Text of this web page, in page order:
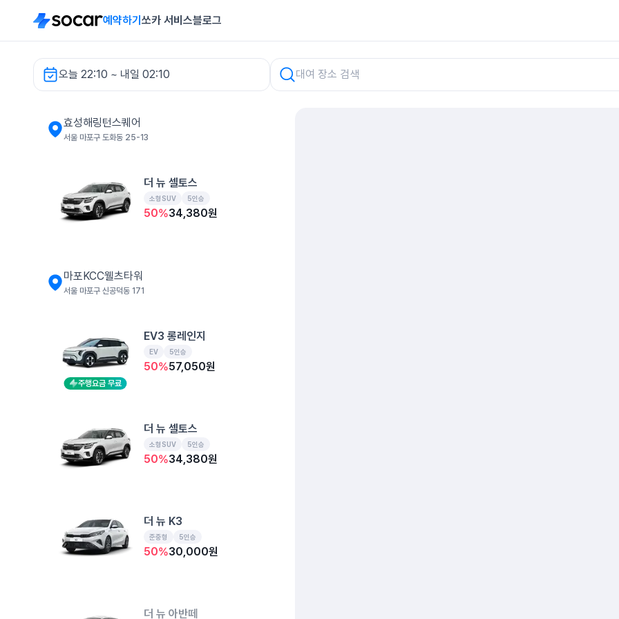
예약하기 쏘카 서비스블로그
오늘 22:10 ~ 내일 02:10
효성해링턴스퀘어 렌터카
효성해링턴스퀘어
서울 마포구 도화동 25-13
더 뉴 셀토스
소형SUV 5인승
50%34,380원
마포KCC웰츠타워
서울 마포구 신공덕동 171
주행요금 무료
EV3 롱레인지
EV 5인승
50%57,050원
더 뉴 셀토스
소형SUV 5인승
50%34,380원
더 뉴 K3
준중형 5인승
50%30,000원
더 뉴 아반떼